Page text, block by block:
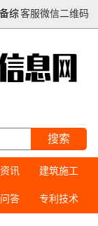
客服微信二维码
综
搜索
讯 建筑施工
答 专利技术